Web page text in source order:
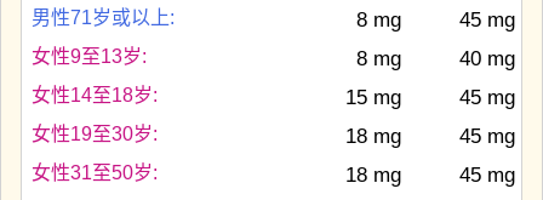
男性71岁或以上: 8 mg 45 mg
女性9至13岁: 8 mg 40 mg
女性14至18岁: 15 mg 45 mg
女性19至30岁: 18 mg 45 mg
女性31至50岁: 18 mg 45 mg